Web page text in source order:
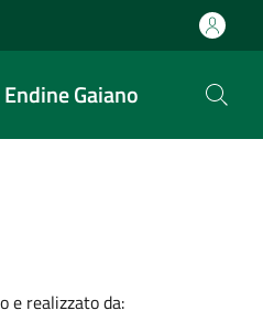
Gaiano
e realizzato da: